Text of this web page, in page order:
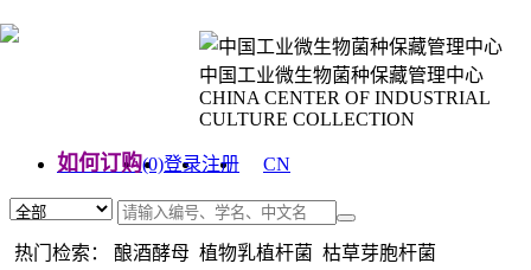
中国工业微生物菌种保藏管理中心
CHINA CENTER OF INDUSTRIAL
CULTURE COLLECTION
如何订购(0)登录注册
CN
热门检索： 酿酒酵母 植物乳植杆菌 枯草芽胞杆菌